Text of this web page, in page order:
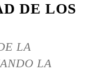
DE LOS
LA
LA